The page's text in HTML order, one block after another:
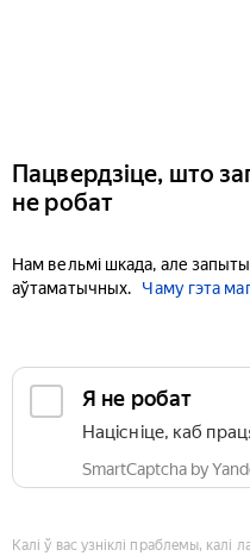
Пацвердзіце, што
не робат
Нам вельмі шкада, але
аўтаматычных.
Чаму гэта
Я не робат
Націсніце, каб
SmartCaptcha by
Калі ў вас узніклі праблемы, калі